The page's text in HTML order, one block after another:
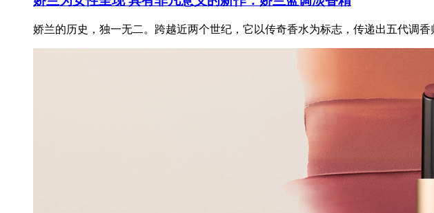
娇兰的历史，独一无二。跨越近两个世纪，它以传奇香水为标志，传递出五代调